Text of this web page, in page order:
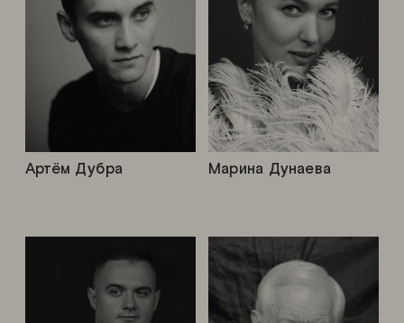
Артём Дубра Марина Дунаева